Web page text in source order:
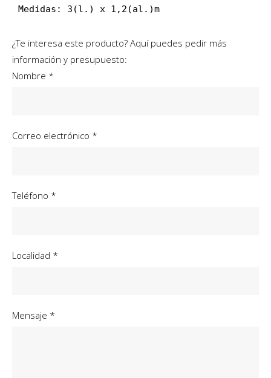
Medidas: 3(l.) x 1,2(al.)m
¿Te interesa este producto? Aquí puedes pedir más
información y presupuesto:
Nombre *
Correo electrónico *
Teléfono *
Localidad *
Mensaje *